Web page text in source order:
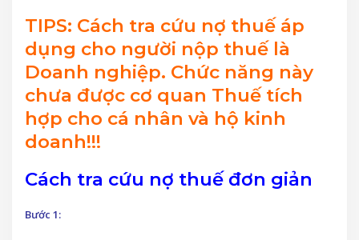
TIPS: Cách tra cứu nợ thuế áp
dụng cho người nộp thuế là
Doanh nghiệp. Chức năng này
chưa được cơ quan Thuế tích
hợp cho cá nhân và hộ kinh
doanh!!!
Cách tra cứu nợ thuế đơn giản
Bước 1: